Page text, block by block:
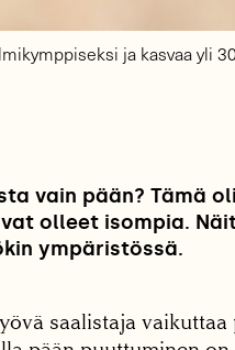
ja kasvaa yli
vain pään? Tämä
olleet isompia.
ympäristössä.
saalistaja